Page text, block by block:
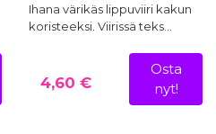
Ihana värikäs lippuviiri kakun
koristeeksi. Viirissä teks…
4,60 €
Osta
nyt!